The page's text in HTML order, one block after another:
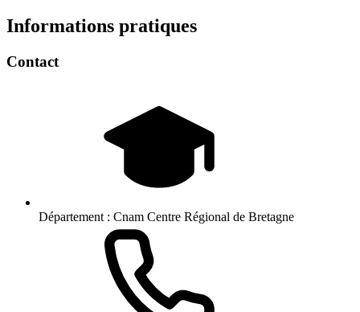
Informations pratiques
Contact
Département : Cnam Centre Régional de Bretagne